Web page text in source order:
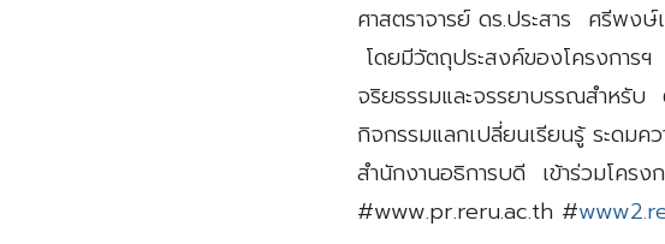
ศาสตราจารย์ ดร.ประสาร ศรีพง
โดยมีวัตถุประสงค์ของโครงการฯ
จริยธรรมและจรรยาบรรณสำหรั
กิจกรรมแลกเปลี่ยนเรียนรู้ ระดม
สำนักงานอธิการบดี เข้าร่วมโคร
#www.pr.reru.ac.th #